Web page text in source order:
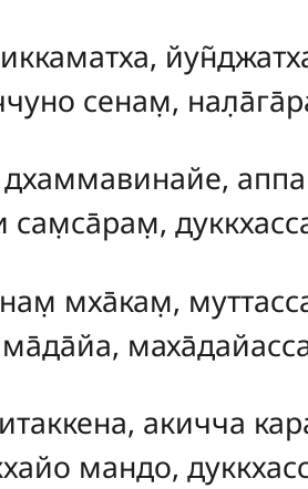
сенам̣,
сам̣са̄рам̣,
мха̄кам̣,
акичча
мандо,